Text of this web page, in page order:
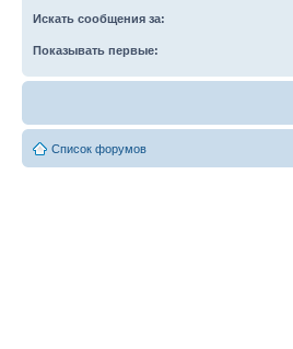
Искать сообщения за:
Показывать первые:
Список форумов